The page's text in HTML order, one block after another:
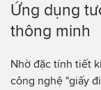
Ứng dụng
thông minh
Nhờ đặc tính tiết
công nghệ "giấy